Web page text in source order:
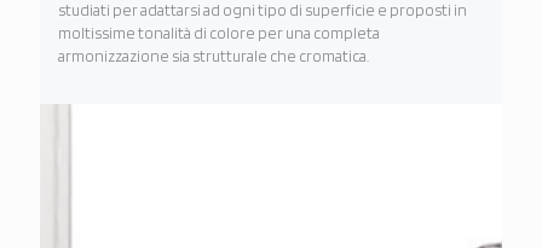
studiati per adattarsi ad ogni tipo di superficie e proposti in
moltissime tonalità di colore per una completa
armonizzazione sia strutturale che cromatica.